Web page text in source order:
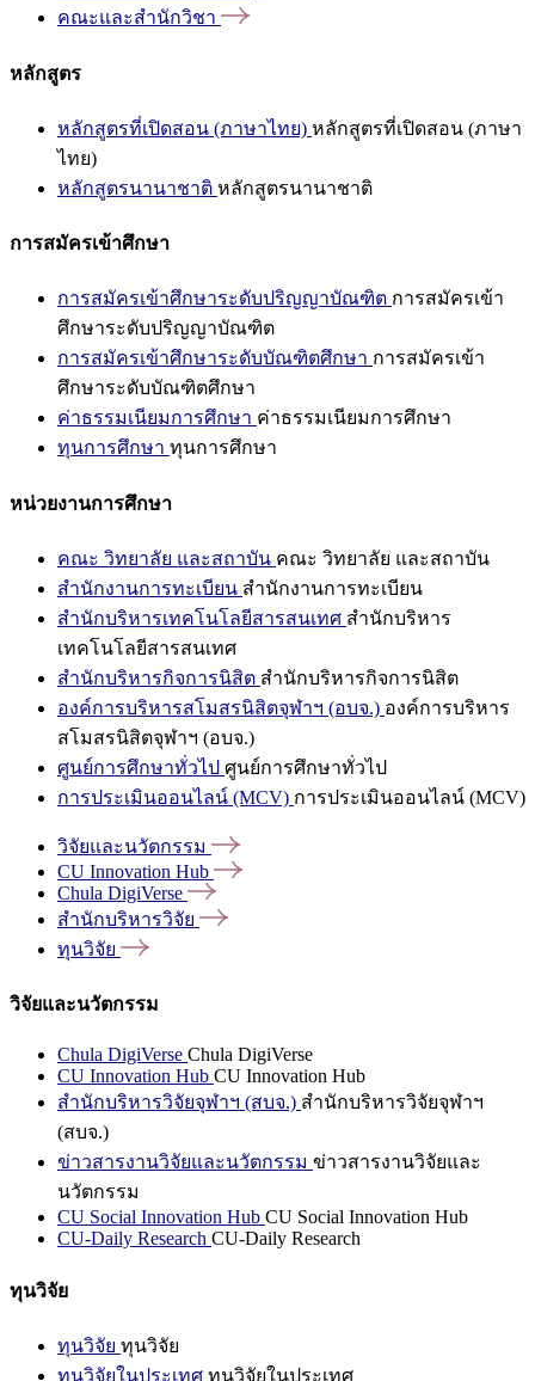
คณะและสำนักวิชา
หลักสูตร
หลักสูตรที่เปิดสอน (ภาษาไทย) หลักสูตรที่เปิดสอน (ภาษา
ไทย)
หลักสูตรนานาชาติ หลักสูตรนานาชาติ
การสมัครเข้าศึกษา
การสมัครเข้าศึกษาระดับปริญญาบัณฑิต การสมัครเข้า
ศึกษาระดับปริญญาบัณฑิต
การสมัครเข้าศึกษาระดับบัณฑิตศึกษา การสมัครเข้า
ศึกษาระดับบัณฑิตศึกษา
ค่าธรรมเนียมการศึกษา ค่าธรรมเนียมการศึกษา
ทุนการศึกษา ทุนการศึกษา
หน่วยงานการศึกษา
คณะ วิทยาลัย และสถาบัน คณะ วิทยาลัย และสถาบัน
สำนักงานการทะเบียน สำนักงานการทะเบียน
สำนักบริหารเทคโนโลยีสารสนเทศ สำนักบริหาร
เทคโนโลยีสารสนเทศ
สำนักบริหารกิจการนิสิต สำนักบริหารกิจการนิสิต
องค์การบริหารสโมสรนิสิตจุฬาฯ (อบจ.) องค์การบริหาร
สโมสรนิสิตจุฬาฯ (อบจ.)
ศูนย์การศึกษาทั่วไป ศูนย์การศึกษาทั่วไป
การประเมินออนไลน์ (MCV) การประเมินออนไลน์ (MCV)
วิจัยและนวัตกรรม
CU Innovation Hub
Chula DigiVerse
สำนักบริหารวิจัย
ทุนวิจัย
วิจัยและนวัตกรรม
Chula DigiVerse Chula DigiVerse
CU Innovation Hub CU Innovation Hub
สำนักบริหารวิจัยจุฬาฯ (สบจ.) สำนักบริหารวิจัยจุฬาฯ
(สบจ.)
ข่าวสารงานวิจัยและนวัตกรรม ข่าวสารงานวิจัยและ
นวัตกรรม
CU Social Innovation Hub CU Social Innovation Hub
CU-Daily Research CU-Daily Research
ทุนวิจัย
ทุนวิจัย ทุนวิจัย
ทุนวิจัยในประเทศ ทุนวิจัยในประเทศ